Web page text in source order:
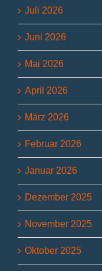
Juli 2026
Juni 2026
Mai 2026
April 2026
März 2026
Februar 2026
Januar 2026
Dezember 2025
November 2025
Oktober 2025